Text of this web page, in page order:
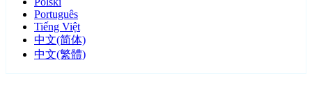
Português
Tiếng Việt
中文(简体)
中文(繁體)